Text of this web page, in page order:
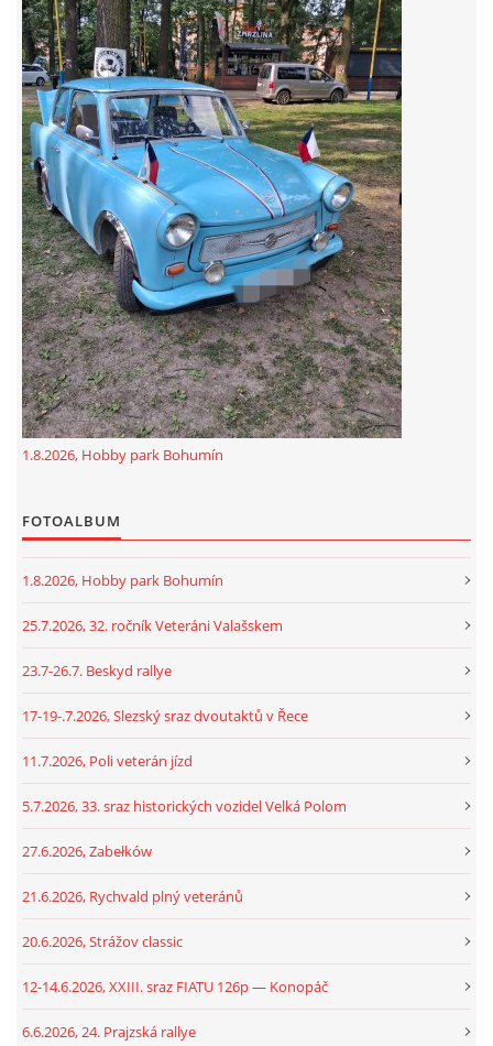
Moderní nafta
Stanovy Old Fiat Clubu, z. s.
GDPR
oldfiatclub@seznam.cz |RSS
1.8.2026, Hobby park Bohumín
FOTOALBUM
1.8.2026, Hobby park Bohumín
25.7.2026, 32. ročník Veteráni Valašskem
23.7-26.7. Beskyd rallye
17-19-.7.2026, Slezský sraz dvoutaktů v Řece
11.7.2026, Poli veterán jízd
5.7.2026, 33. sraz historických vozidel Velká Polom
27.6.2026, Zabełków
21.6.2026, Rychvald plný veteránů
20.6.2026, Strážov classic
12-14.6.2026, XXIII. sraz FIATU 126p — Konopáč
6.6.2026, 24. Prajzská rallye